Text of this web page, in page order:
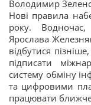
Володимир
Нові правила
року.
Ярослава
відбутися
підписати
систему обміну
та цифровими
працювати